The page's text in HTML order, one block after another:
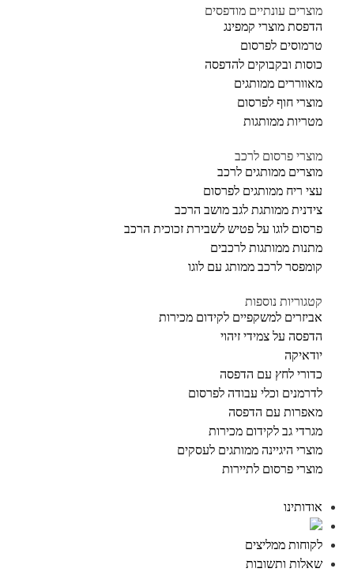
מוצרים עונתיים מודפסים
הדפסת מוצרי קמפינג
טרמוסים לפרסום
כוסות ובקבוקים להדפסה
מאווררים ממותגים
מוצרי חוף לפרסום
מטריות ממותגות
מוצרי פרסום לרכב
מוצרים ממותגים לרכב
עצי ריח ממותגים לפרסום
צידנית ממותגת לגב מושב הרכב
פרסום לוגו על פטיש לשבירת זכוכית הרכב
מתנות ממותגות לרכבים
קומפסר לרכב ממותג עם לוגו
קטגוריות נוספות
אביזרים למשקפיים לקידום מכירות
הדפסה על צמידי זיהוי
יודאיקה
כדורי לחץ עם הדפסה
לדרמנים וכלי עבודה לפרסום
מאפרות עם הדפסה
מגרדי גב לקידום מכירות
מוצרי היגיינה ממותגים לעסקים
מוצרי פרסום לתיירות
אודותינו
לקוחות ממליצים
שאלות ותשובות